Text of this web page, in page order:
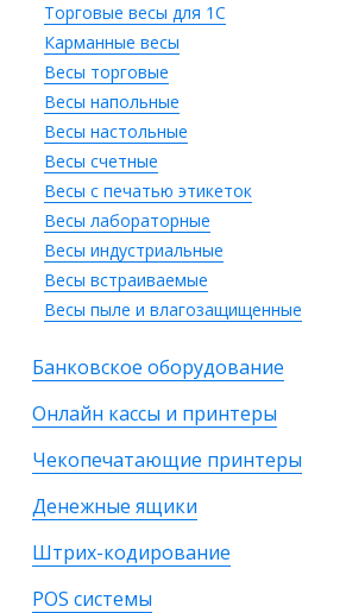
Торговые весы для 1С
Карманные весы
Весы торговые
Весы напольные
Весы настольные
Весы счетные
Весы с печатью этикеток
Весы лабораторные
Весы индустриальные
Весы встраиваемые
Весы пыле и влагозащищенные
Банковское оборудование
Онлайн кассы и принтеры
Чекопечатающие принтеры
Денежные ящики
Штрих-кодирование
POS системы